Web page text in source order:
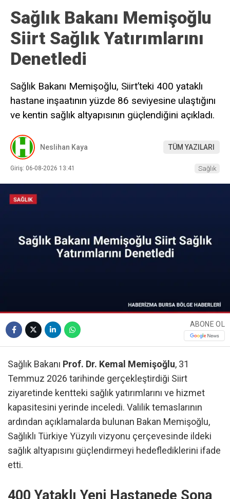
Sağlık Bakanı Memişoğlu
Siirt Sağlık Yatırımlarını
Denetledi
Sağlık Bakanı Memişoğlu, Siirt’teki 400 yataklı
hastane inşaatının yüzde 86 seviyesine ulaştığını
ve kentin sağlık altyapısının güçlendiğini açıkladı.
Neslihan Kaya TÜM YAZILARI
Giriş: 06-08-2026 13:41 Sağlık
ABONE OL
Sağlık Bakanı Prof. Dr. Kemal Memişoğlu, 31
Temmuz 2026 tarihinde gerçekleştirdiği Siirt
ziyaretinde kentteki sağlık yatırımlarını ve hizmet
kapasitesini yerinde inceledi. Valilik temaslarının
ardından açıklamalarda bulunan Bakan Memişoğlu,
Sağlıklı Türkiye Yüzyılı vizyonu çerçevesinde ildeki
sağlık altyapısını güçlendirmeyi hedeflediklerini ifade
etti.
400 Yataklı Yeni Hastanede Sona